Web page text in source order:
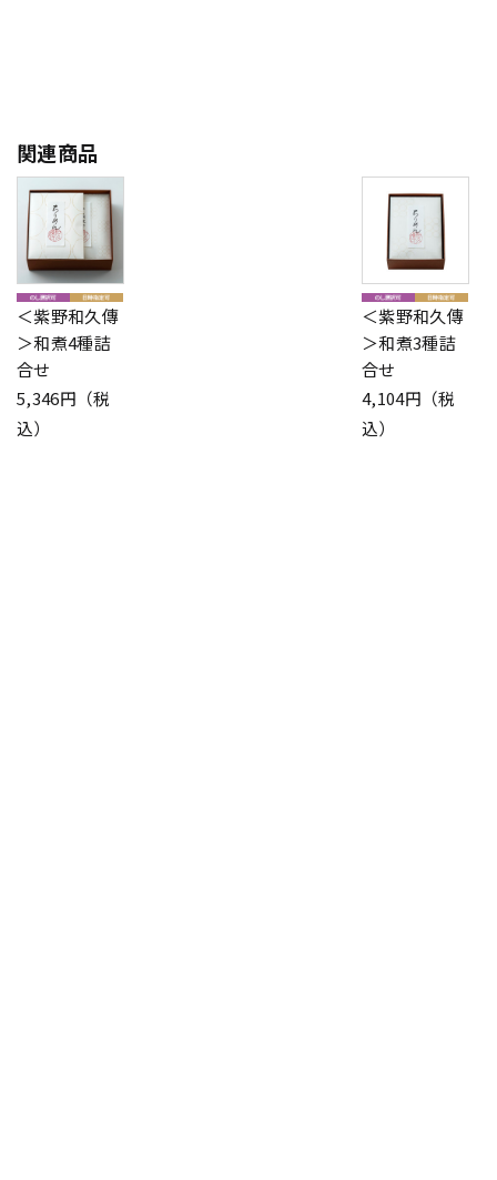
関連商品
＜紫野和久傳
＞和煮4種詰
合せ
5,346円（税
込）
＜紫野和久傳
＞和煮3種詰
合せ
4,104円（税
込）